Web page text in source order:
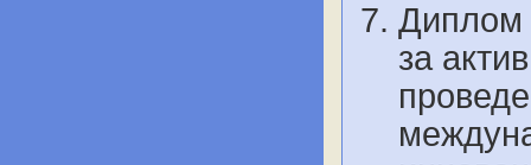
Диплом
за